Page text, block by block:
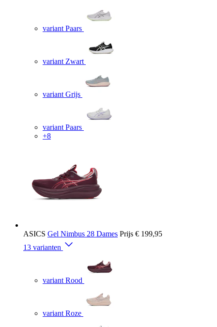
variant Paars
variant Zwart
variant Grijs
variant Paars
+8
ASICS Gel Nimbus 28 Dames Prijs € 199,95
13 varianten
variant Rood
variant Roze